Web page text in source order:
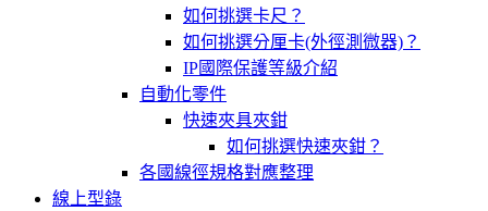
如何挑選卡尺？
如何挑選分厘卡(外徑測微器)？
IP國際保護等級介紹
自動化零件
快速夾具夾鉗
如何挑選快速夾鉗？
各國線徑規格對應整理
線上型錄